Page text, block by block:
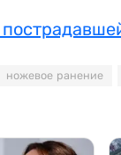
ножевое ранение